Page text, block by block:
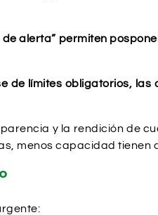
alerta” permiten
de límites obligatorios,
y la rendición de
menos capacidad tienen